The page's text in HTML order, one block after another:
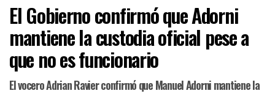
El Gobierno confirmó que Adorni
mantiene la custodia oficial pese a
que no es funcionario
El vocero Adrian Ravier confirmó que Manuel Adorni mantiene la